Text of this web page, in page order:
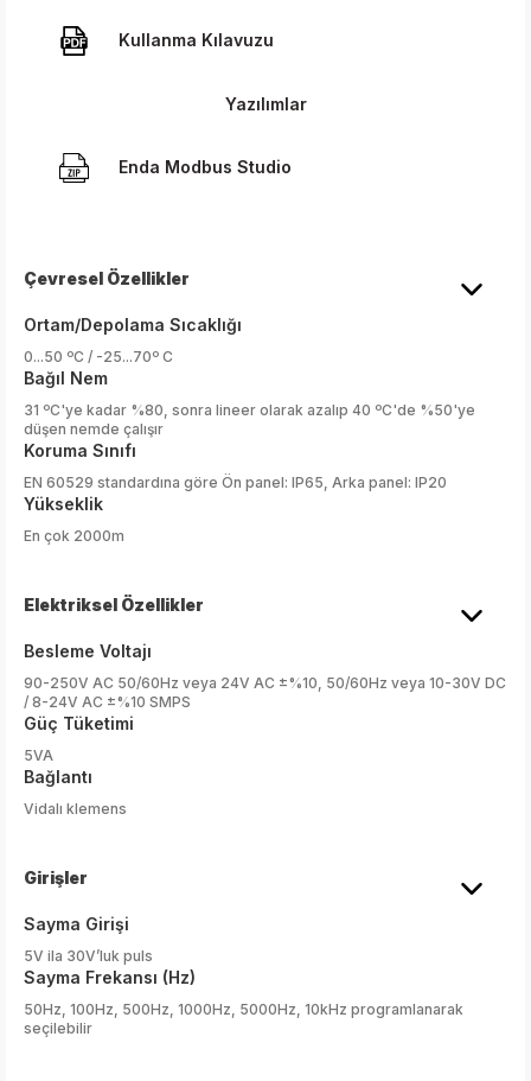
Kullanma Kılavuzu
Yazılımlar
Enda Modbus Studio
Çevresel Özellikler
Ortam/Depolama Sıcaklığı
0...50 ºC / -25...70º C
Bağıl Nem
31 ºC'ye kadar %80, sonra lineer olarak azalıp 40 ºC'de %50'ye
düşen nemde çalışır
Koruma Sınıfı
EN 60529 standardına göre Ön panel: IP65, Arka panel: IP20
Yükseklik
En çok 2000m
Elektriksel Özellikler
Besleme Voltajı
90-250V AC 50/60Hz veya 24V AC ±%10, 50/60Hz veya 10-30V DC
/ 8-24V AC ±%10 SMPS
Güç Tüketimi
5VA
Bağlantı
Vidalı klemens
Girişler
Sayma Girişi
5V ila 30V’luk puls
Sayma Frekansı (Hz)
50Hz, 100Hz, 500Hz, 1000Hz, 5000Hz, 10kHz programlanarak
seçilebilir